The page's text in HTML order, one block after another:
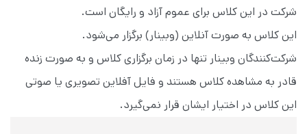
شرکت در این کلاس برای عموم آزاد و رایگان است.
این کلاس به صورت آنلاین (وبینار) برگزار می‌شود.
شرکت‌کنندگان وبینار تنها در زمان برگزاری کلاس و به صورت زنده
قادر به مشاهده کلاس هستند و فایل آفلاین تصویری یا صوتی
این کلاس در اختیار ایشان قرار نمی‌گیرد.